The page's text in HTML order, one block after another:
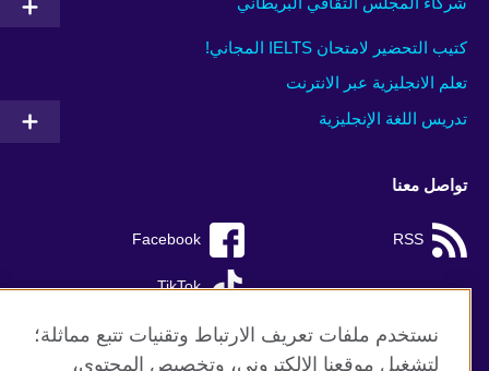
كتيب التحضير لامتحان IELTS المجاني!
تعلم الانجليزية عبر الانترنت
تدريس اللغة الإنجليزية
تواصل معنا
Facebook RSS
TikTok
نستخدم ملفات تعريف الارتباط وتقنيات تتبع مماثلة؛
لتشغيل موقعنا الإلكتروني، وتخصيص المحتوى،